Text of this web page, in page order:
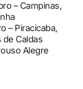
– Campinas,
– Piracicaba,
de Caldas
Alegre